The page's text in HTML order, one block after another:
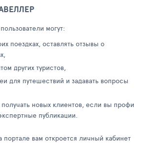
могут:
поездках, оставлять отзывы о
других туристов,
для путешествий и задавать вопросы
новых клиентов, если вы профи
публикации.
портале вам откроется личный кабинет